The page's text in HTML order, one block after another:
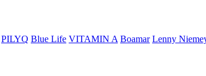
PILYQ Blue Life VITAMIN A Boamar Lenny